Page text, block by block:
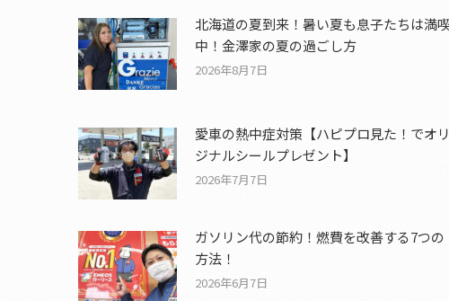
北海道の夏到来！暑い夏も息子たちは満
中！金澤家の夏の過ごし方
2026年8月7日
愛車の熱中症対策【ハピプロ見た！でオリ
ジナルシールプレゼント】
2026年7月7日
ガソリン代の節約！燃費を改善する7つの
方法！
2026年6月7日